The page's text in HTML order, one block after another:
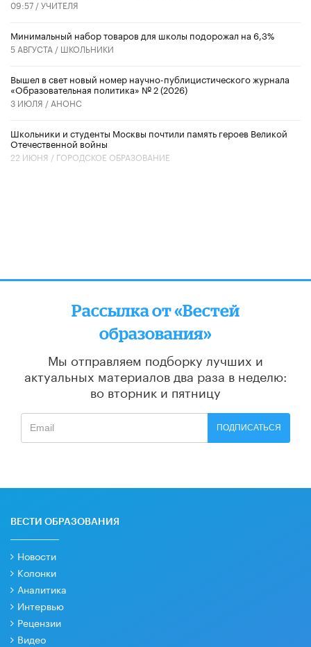
09:57 /УЧИТЕЛЯ
Минимальный набор товаров для школы подорожал на 6,3%
5 АВГУСТА / ШКОЛЬНИКИ
Вышел в свет новый номер научно-публицистического журнала
«Образовательная политика» № 2 (2026)
3 ИЮЛЯ / АНОНС
Школьники и студенты Москвы почтили память героев Великой
Отечественной войны
22 ИЮНЯ / ГОРОДСКОЕ ОБРАЗОВАНИЕ
Рассылка от «Вестей
образования»
Мы отправляем подборку лучших и
актуальных материалов два раза в неделю:
во вторник и пятницу
ПОДПИСАТЬСЯ
ВЕСТИ ОБРАЗОВАНИЯ
Новости
Колонки
Аналитика
Интервью
Рецензии
Видео